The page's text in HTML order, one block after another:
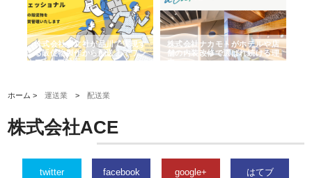
株式会社耕文社が品川で実現す
る販促物製作から配送までワン
ストップ対応
株式会社ナカモトがホテルや店
舗の内装改修で選ばれ続ける理
由
ホーム >運送業 >配送業
株式会社ACE
twitter facebook google+ はてブ